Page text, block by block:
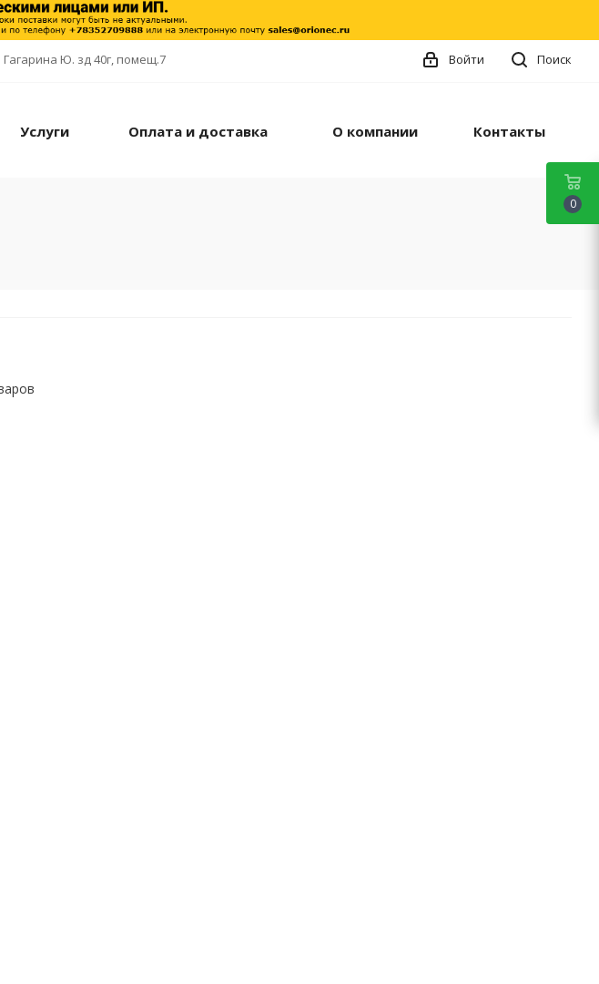
Гагарина Ю. зд 40г, помещ.7 Поиск
Войти
Услуги Оплата и доставка О компании Контакты
0